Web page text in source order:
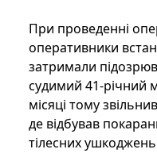
При проведенні
оперативники
затримали
судимий 41-річний
місяці тому
де відбував
тілесних